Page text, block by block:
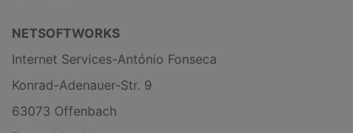
NETSOFTWORKS
Internet Services-António Fonseca
Konrad-Adenauer-Str. 9
63073 Offenbach